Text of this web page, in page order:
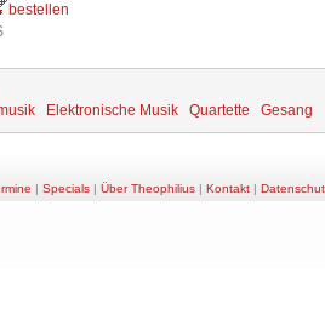
bestellen
Elektronische Musik Quartette Gesang
| Specials| Über Theophilius| Kontakt|